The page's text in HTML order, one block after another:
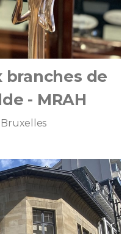
branches de
- MRAH